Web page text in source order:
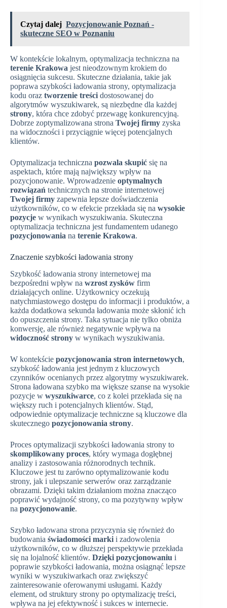
Czytaj dalej Pozycjonowanie Poznań -
skuteczne SEO w Poznaniu
W kontekście lokalnym, optymalizacja techniczna na
terenie Krakowa jest nieodzownym krokiem do
osiągnięcia sukcesu. Skuteczne działania, takie jak
poprawa szybkości ładowania strony, optymalizacja
kodu oraz tworzenie treści dostosowanej do
algorytmów wyszukiwarek, są niezbędne dla każdej
strony, która chce zdobyć przewagę konkurencyjną.
Dobrze zoptymalizowana strona Twojej firmy zyska
na widoczności i przyciągnie więcej potencjalnych
klientów.
Optymalizacja techniczna pozwala skupić się na
aspektach, które mają największy wpływ na
pozycjonowanie. Wprowadzenie optymalnych
rozwiązań technicznych na stronie internetowej
Twojej firmy zapewnia lepsze doświadczenia
użytkowników, co w efekcie przekłada się na wysokie
pozycje w wynikach wyszukiwania. Skuteczna
optymalizacja techniczna jest fundamentem udanego
pozycjonowania na terenie Krakowa.
Znaczenie szybkości ładowania strony
Szybkość ładowania strony internetowej ma
bezpośredni wpływ na wzrost zysków firm
działających online. Użytkownicy oczekują
natychmiastowego dostępu do informacji i produktów, a
każda dodatkowa sekunda ładowania może skłonić ich
do opuszczenia strony. Taka sytuacja nie tylko obniża
konwersję, ale również negatywnie wpływa na
widoczność strony w wynikach wyszukiwania.
W kontekście pozycjonowania stron internetowych,
szybkość ładowania jest jednym z kluczowych
czynników ocenianych przez algorytmy wyszukiwarek.
Strona ładowana szybko ma większe szanse na wysokie
pozycje w wyszukiwarce, co z kolei przekłada się na
większy ruch i potencjalnych klientów. Stąd,
odpowiednie optymalizacje techniczne są kluczowe dla
skutecznego pozycjonowania strony.
Proces optymalizacji szybkości ładowania strony to
skomplikowany proces, który wymaga dogłębnej
analizy i zastosowania różnorodnych technik.
Kluczowe jest tu zarówno optymalizowanie kodu
strony, jak i ulepszanie serwerów oraz zarządzanie
obrazami. Dzięki takim działaniom można znacząco
poprawić wydajność strony, co ma pozytywny wpływ
na pozycjonowanie.
Szybko ładowana strona przyczynia się również do
budowania świadomości marki i zadowolenia
użytkowników, co w dłuższej perspektywie przekłada
się na lojalność klientów. Dzięki pozycjonowaniu i
poprawie szybkości ładowania, można osiągnąć lepsze
wyniki w wyszukiwarkach oraz zwiększyć
zainteresowanie oferowanymi usługami. Każdy
element, od struktury strony po optymalizację treści,
wpływa na jej efektywność i sukces w internecie.